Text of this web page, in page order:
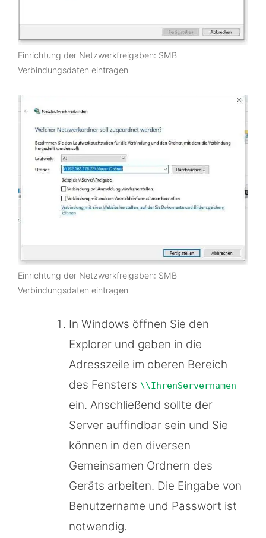
Einrichtung der Netzwerkfreigaben: SMB
Verbindungsdaten eintragen
Einrichtung der Netzwerkfreigaben: SMB
Verbindungsdaten eintragen
In Windows öffnen Sie den
Explorer und geben in die
Adresszeile im oberen Bereich
des Fensters \\IhrenServernamen
ein. Anschließend sollte der
Server auffindbar sein und Sie
können in den diversen
Gemeinsamen Ordnern des
Geräts arbeiten. Die Eingabe von
Benutzername und Passwort ist
notwendig.